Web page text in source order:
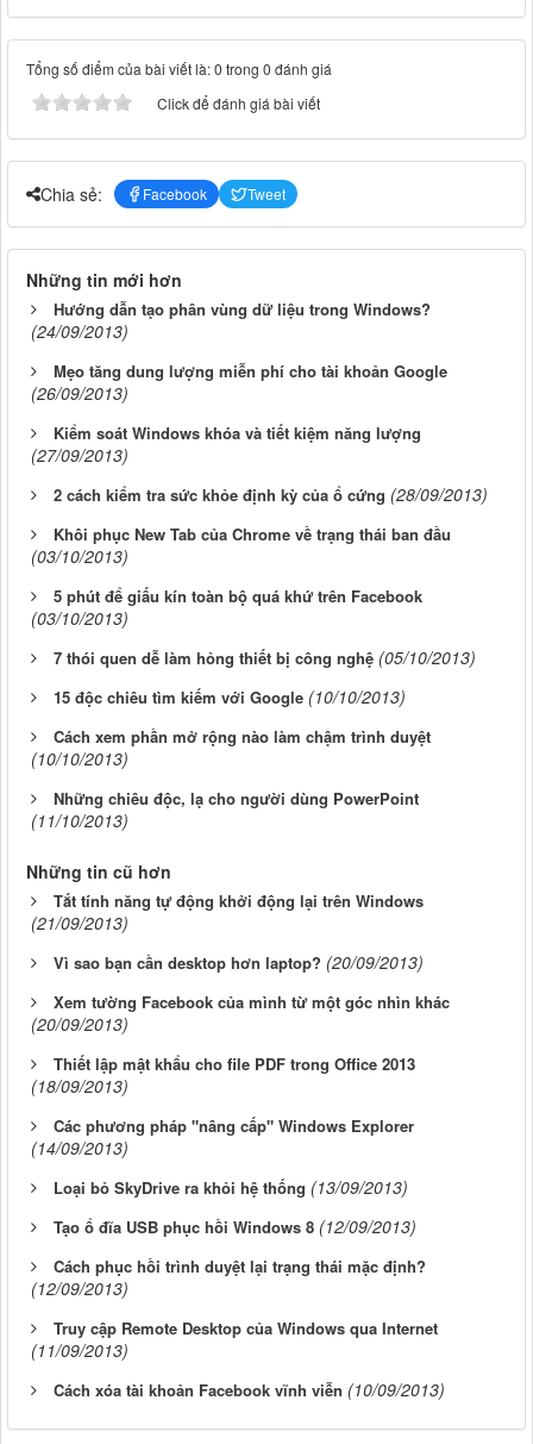
Tổng số điểm của bài viết là: 0 trong 0 đánh giá
Click để đánh giá bài viết
Chia sẻ: Facebook Tweet
Những tin mới hơn
Hướng dẫn tạo phân vùng dữ liệu trong Windows?
(24/09/2013)
Mẹo tăng dung lượng miễn phí cho tài khoản Google
(26/09/2013)
Kiểm soát Windows khóa và tiết kiệm năng lượng
(27/09/2013)
2 cách kiểm tra sức khỏe định kỳ của ổ cứng (28/09/2013)
Khôi phục New Tab của Chrome về trạng thái ban đầu
(03/10/2013)
5 phút để giấu kín toàn bộ quá khứ trên Facebook
(03/10/2013)
7 thói quen dễ làm hỏng thiết bị công nghệ (05/10/2013)
15 độc chiêu tìm kiếm với Google (10/10/2013)
Cách xem phần mở rộng nào làm chậm trình duyệt
(10/10/2013)
Những chiêu độc, lạ cho người dùng PowerPoint
(11/10/2013)
Những tin cũ hơn
Tắt tính năng tự động khởi động lại trên Windows
(21/09/2013)
Vì sao bạn cần desktop hơn laptop? (20/09/2013)
Xem tường Facebook của mình từ một góc nhìn khác
(20/09/2013)
Thiết lập mật khẩu cho file PDF trong Office 2013
(18/09/2013)
Các phương pháp "nâng cấp" Windows Explorer
(14/09/2013)
Loại bỏ SkyDrive ra khỏi hệ thống (13/09/2013)
Tạo ổ đĩa USB phục hồi Windows 8 (12/09/2013)
Cách phục hồi trình duyệt lại trạng thái mặc định?
(12/09/2013)
Truy cập Remote Desktop của Windows qua Internet
(11/09/2013)
Cách xóa tài khoản Facebook vĩnh viễn (10/09/2013)